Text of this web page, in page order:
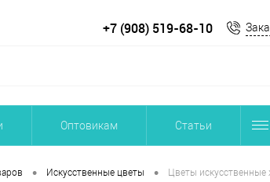
+7 (908) 519-68-10
Оптовикам Статьи
• Искусственные цветы • Цветы